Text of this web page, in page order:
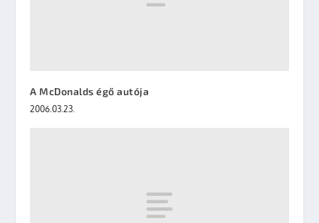
A McDonalds égő autója
2006.03.23.